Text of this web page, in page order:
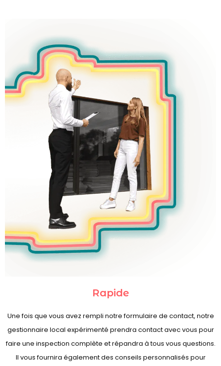
Rapide
Une fois que vous avez rempli notre formulaire de contact, notre
gestionnaire local expérimenté prendra contact avec vous pour
faire une inspection complète et répandra à tous vous questions.
Il vous fournira également des conseils personnalisés pour